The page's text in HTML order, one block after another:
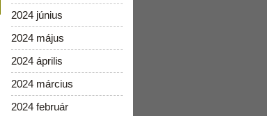
2024 június
2024 május
2024 április
2024 március
2024 február